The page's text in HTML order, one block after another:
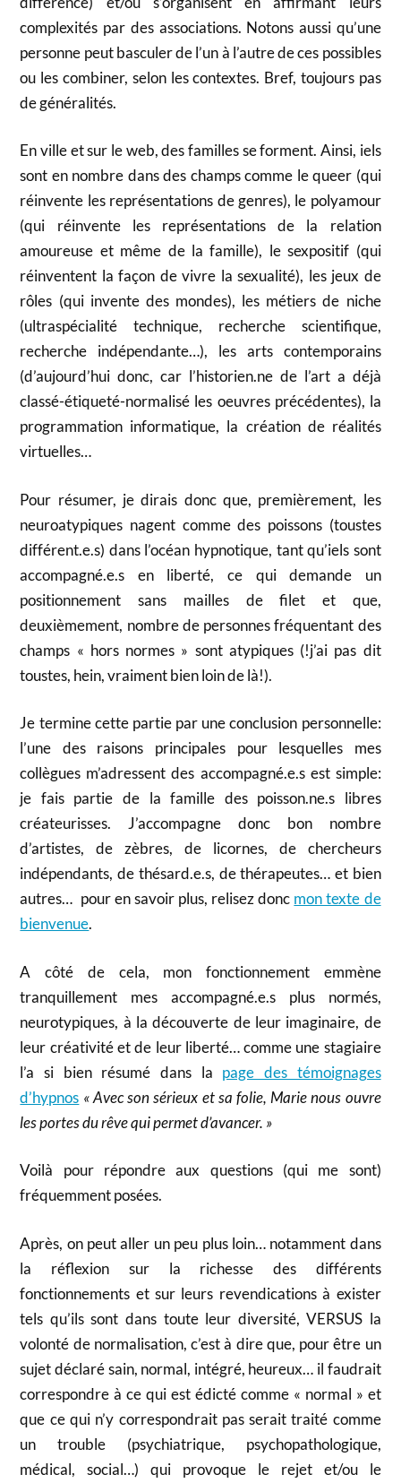
complexités par des associations. Notons aussi qu’une
personne peut basculer de l’un à l’autre de ces possibles
ou les combiner, selon les contextes. Bref, toujours pas
de généralités.
En ville et sur le web, des familles se forment. Ainsi, iels
sont en nombre dans des champs comme le queer (qui
réinvente les représentations de genres), le polyamour
(qui réinvente les représentations de la relation
amoureuse et même de la famille), le sexpositif (qui
réinventent la façon de vivre la sexualité), les jeux de
rôles (qui invente des mondes), les métiers de niche
(ultraspécialité technique, recherche scientifique,
recherche indépendante…), les arts contemporains
(d’aujourd’hui donc, car l’historien.ne de l’art a déjà
classé-étiqueté-normalisé les oeuvres précédentes), la
programmation informatique, la création de réalités
virtuelles…
Pour résumer, je dirais donc que, premièrement, les
neuroatypiques nagent comme des poissons (toustes
différent.e.s) dans l’océan hypnotique, tant qu’iels sont
accompagné.e.s en liberté, ce qui demande un
positionnement sans mailles de filet et que,
deuxièmement, nombre de personnes fréquentant des
champs « hors normes » sont atypiques (!j’ai pas dit
toustes, hein, vraiment bien loin de là!).
Je termine cette partie par une conclusion personnelle:
l’une des raisons principales pour lesquelles mes
collègues m’adressent des accompagné.e.s est simple:
je fais partie de la famille des poisson.ne.s libres
créateurisses. J’accompagne donc bon nombre
d’artistes, de zèbres, de licornes, de chercheurs
indépendants, de thésard.e.s, de thérapeutes… et bien
autres… pour en savoir plus, relisez donc mon texte de
bienvenue.
A côté de cela, mon fonctionnement emmène
tranquillement mes accompagné.e.s plus normés,
neurotypiques, à la découverte de leur imaginaire, de
leur créativité et de leur liberté… comme une stagiaire
l’a si bien résumé dans la page des témoignages
d’hypnos « Avec son sérieux et sa folie, Marie nous ouvre
les portes du rêve qui permet d’avancer. »
Voilà pour répondre aux questions (qui me sont)
fréquemment posées.
Après, on peut aller un peu plus loin… notamment dans
la réflexion sur la richesse des différents
fonctionnements et sur leurs revendications à exister
tels qu’ils sont dans toute leur diversité, VERSUS la
volonté de normalisation, c’est à dire que, pour être un
sujet déclaré sain, normal, intégré, heureux… il faudrait
correspondre à ce qui est édicté comme « normal » et
que ce qui n’y correspondrait pas serait traité comme
un trouble (psychiatrique, psychopathologique,
médical, social…) qui provoque le rejet et/ou le